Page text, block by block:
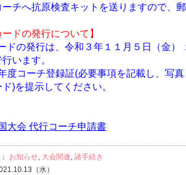
チへ抗原検査キットを送りますので、
ードの発行について】
ドの発行は、令和３年１１月５日（金）
います。
度コーチ登録証(必要事項を記載し、写
ド)を提示してください。
大会 代行コーチ申請書
お知らせ, 大会関連, 諸手続き
（水）